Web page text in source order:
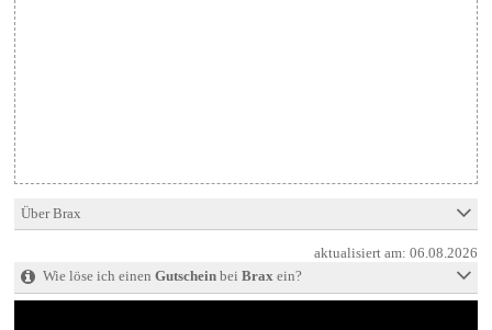
Über Brax
aktualisiert am:06.08.2026
Wie löse ich einen Gutscheinbei Braxein?